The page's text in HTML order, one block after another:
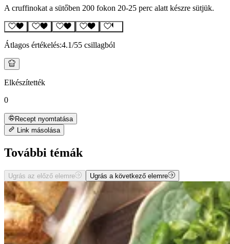
A cruffinokat a sütőben 200 fokon 20-25 perc alatt készre sütjük.
Átlagos értékelés:4.1/55 csillagból
Elkészítették
0
Recept nyomtatása
Link másolása
További témák
Ugrás az előző elemre Ugrás a következő elemre